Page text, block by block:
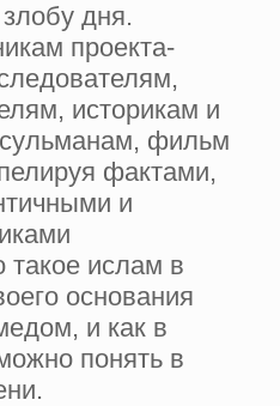
дня.
проекта-
историкам и
фильм
фактами,
и
такое ислам в
основания
и как в
понять в